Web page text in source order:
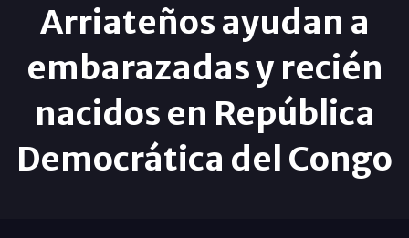
Arriateños ayudan a
embarazadas y recién
nacidos en República
Democrática del Congo